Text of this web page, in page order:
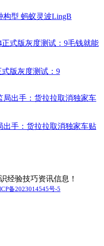
构型 蚂蚁灵波LingB
式版灰度测试：9
出手：货拉拉取消独家车贴
经验技巧资讯信息！
备2023014545号-5